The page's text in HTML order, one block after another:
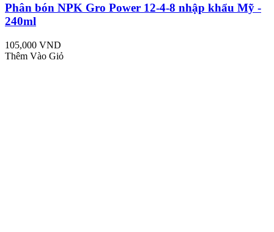
Phân bón NPK Gro Power 12-4-8 nhập khẩu Mỹ -
240ml
105,000 VND
Thêm Vào Giỏ